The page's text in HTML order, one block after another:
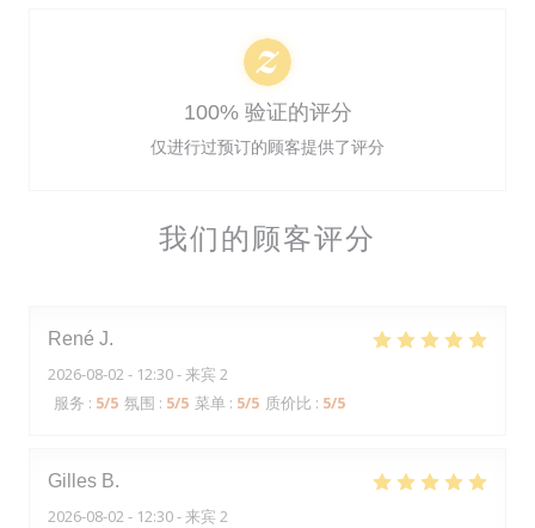
我们的顾客评分
René J
2026-08-02 - 12:30 - 来宾 2
服务 : 5/5 氛围 : 5/5 菜单 : 5/5 质价比 : 5/5
Gilles B
2026-08-02 - 12:30 - 来宾 2
100% 验证的评分
仅进行过预订的顾客提供了评分